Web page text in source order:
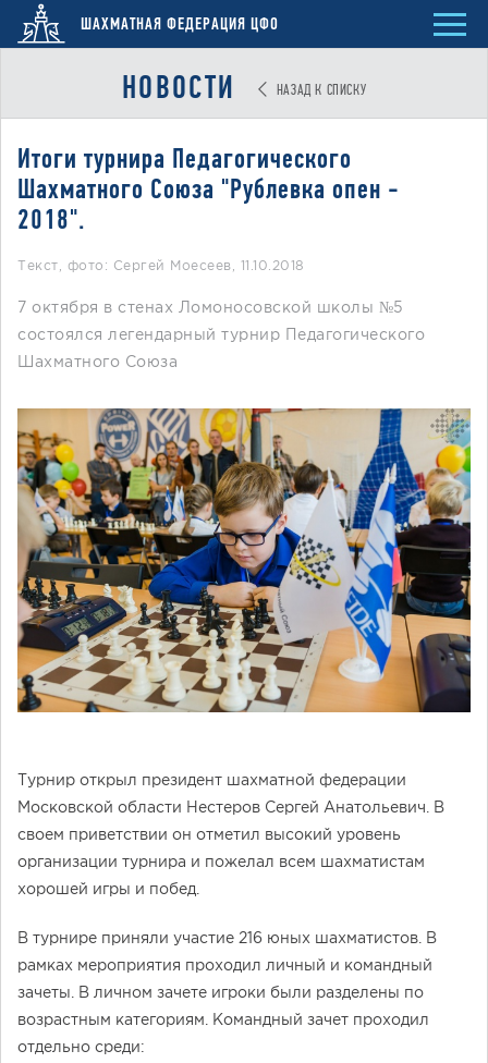
ШАХМАТНАЯ ФЕДЕРАЦИЯ ЦФО
НОВОСТИ НАЗАД К СПИСКУ
Итоги турнира Педагогического
Шахматного Союза "Рублевка опен -
2018".
Текст, фото: Сергей Моесеев 11.10.2018
7 октября в стенах Ломоносовской школы №5
состоялся легендарный турнир Педагогического
Шахматного Союза
Турнир открыл президент шахматной федерации
Московской области Нестеров Сергей Анатольевич. В
своем приветствии он отметил высокий уровень
организации турнира и пожелал всем шахматистам
хорошей игры и побед.
В турнире приняли участие 216 юных шахматистов. В
рамках мероприятия проходил личный и командный
зачеты. В личном зачете игроки были разделены по
возрастным категориям. Командный зачет проходил
отдельно среди: